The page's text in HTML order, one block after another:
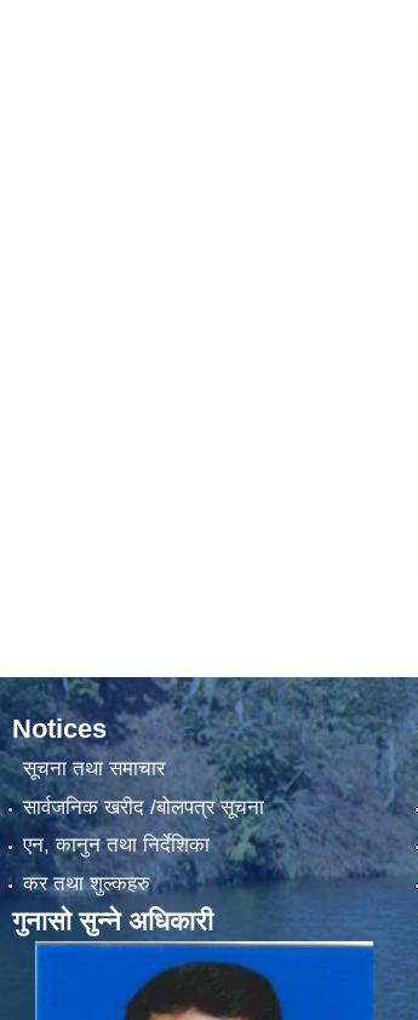
Notices
सूचना तथा समाचार
सार्वजनिक खरीद /बोलपत्र सूचना
एन, कानुन तथा निर्देशिका
कर तथा शुल्कहरु
गुनासो सुन्ने अधिकारी